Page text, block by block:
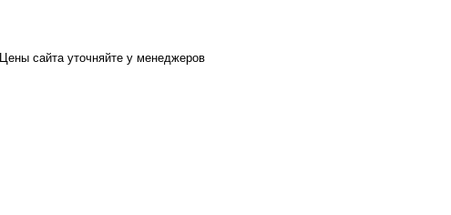
Цены сайта уточняйте у менеджеров